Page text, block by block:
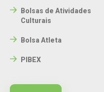
Bolsas de Atividades
Culturais
Bolsa Atleta
PIBEX